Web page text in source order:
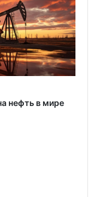
нефть в мире